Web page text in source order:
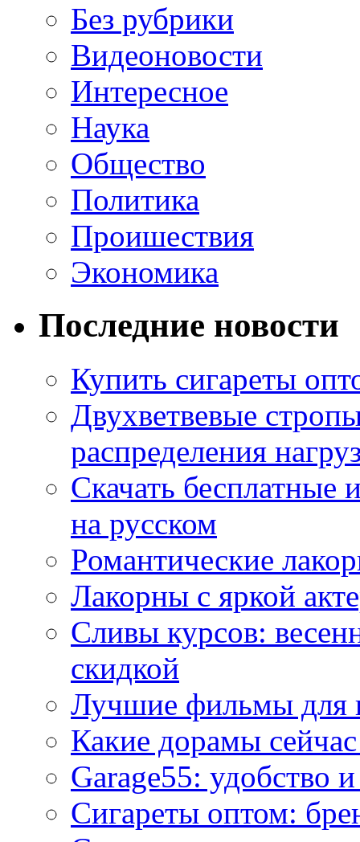
Без рубрики
Видеоновости
Интересное
Наука
Общество
Политика
Проишествия
Экономика
Последние новости
Купить сигареты
Двухветвевые
распределения
Скачать
на русском
Романтические
Лакорны с яркой
Сливы курсов:
скидкой
Лучшие фильмы для
Какие дорамы
Garage55: удобство
Сигареты оптом: